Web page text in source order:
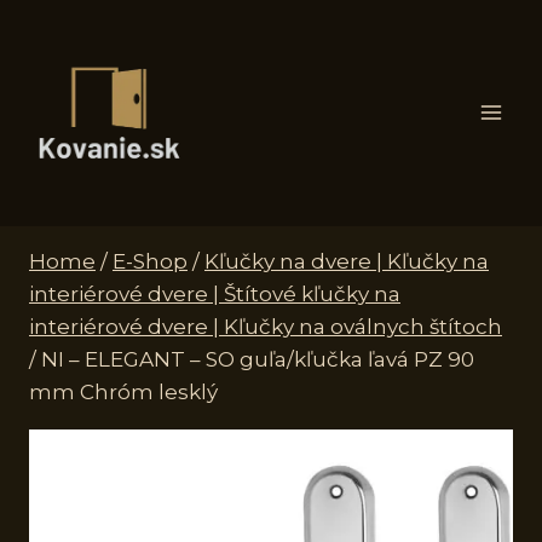
Home / E-Shop / Kľučky na dvere | Kľučky na
interiérové dvere | Štítové kľučky na
interiérové dvere | Kľučky na oválnych štítoch
/ NI – ELEGANT – SO guľa/kľučka ľavá PZ 90
mm Chróm lesklý